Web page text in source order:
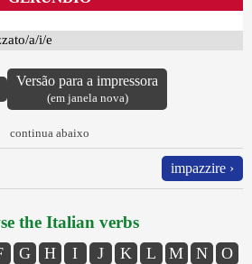
a/i/e
Versão para a impressora
(em janela nova)
continua abaixo
impazzire ›
the Italian verbs
G H I J K L M N
O